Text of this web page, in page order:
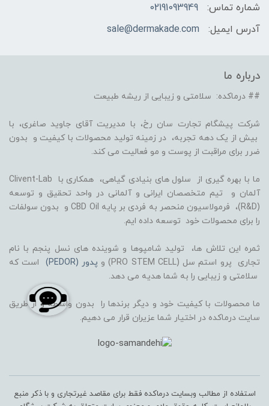
شماره تماس:
02191093949
آدرس ایمیل:
sale@dermakade.com
درباره ما
## درماکده: سلامتی و زیبایی از ریشه طبیعت
شرکت پیشگام تجارت سان رخ، با مدیریت آقای جاوید صاغری، با
بیش از یک دهه تجربه، در زمینه تولید محصولات با کیفیت و بدون
ضرر برای مراقبت از پوست و مو فعالیت می کند.
ما با بهره گیری از سلول های بنیادی گیاهی، همکاری با Clivent-Lab
آلمان و تیم متخصصان ایرانی و آلمانی در واحد تحقیق و توسعه
(R&D)، فرمولاسیون منحصر به فردی بر پایه CBD Oil و بدون سولفات
را برای محصولات خود توسعه داده ایم.
ثمره این تلاش ها، تولید شامپوها و شوینده های نسل پنجم با نام
تجاری پرو استم سل (PRO STEM CELL) و
پدور (PEDOR)
است که
سلامتی و زیبایی را به شما هدیه می دهد.
ما محصولات با کیفیت خود و دیگر برندها را بدون واسطه و از طریق
سایت درماکده در اختیار شما عزیران قرار می دهیم.
استفاده از مطالب وبسایت درماکده فقط برای مقاصد غیرتجاری و با ذکر منبع